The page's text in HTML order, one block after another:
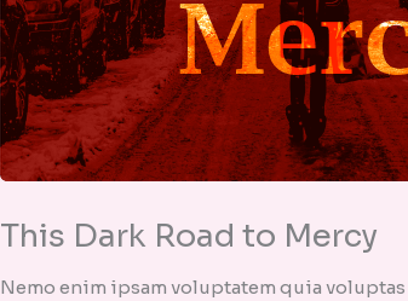
This Dark Road to Mercy
Nemo enim ipsam voluptatem quia